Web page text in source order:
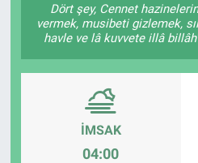
Dört şey, Cennet
vermek, musibeti gizlemek,
havle ve lâ kuvvete illâ
İMSAK
04:00